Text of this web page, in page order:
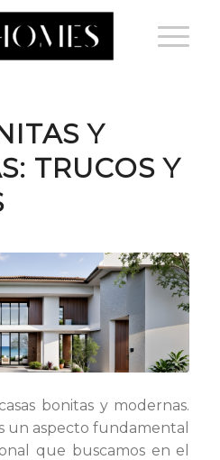
Y
TRUCOS Y
bonitas y modernas.
un aspecto fundamental
que buscamos en el